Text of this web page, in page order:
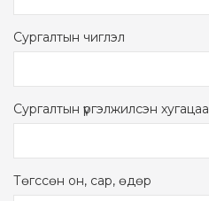
Сургалтын чиглэл
Сургалтын үргэлжилсэн хугацаа
Төгссөн он, сар, өдөр